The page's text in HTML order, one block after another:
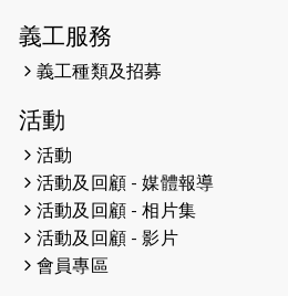
2026-04-23
2026-04-19
2026-04-16
猛龍長跑隊恆
（19:00開始）
2026-04-12
義工服務
義工種類及招募
活動
活動
活動及回顧 - 媒體報導
活動及回顧 - 相片集
活動及回顧 - 影片
會員專區